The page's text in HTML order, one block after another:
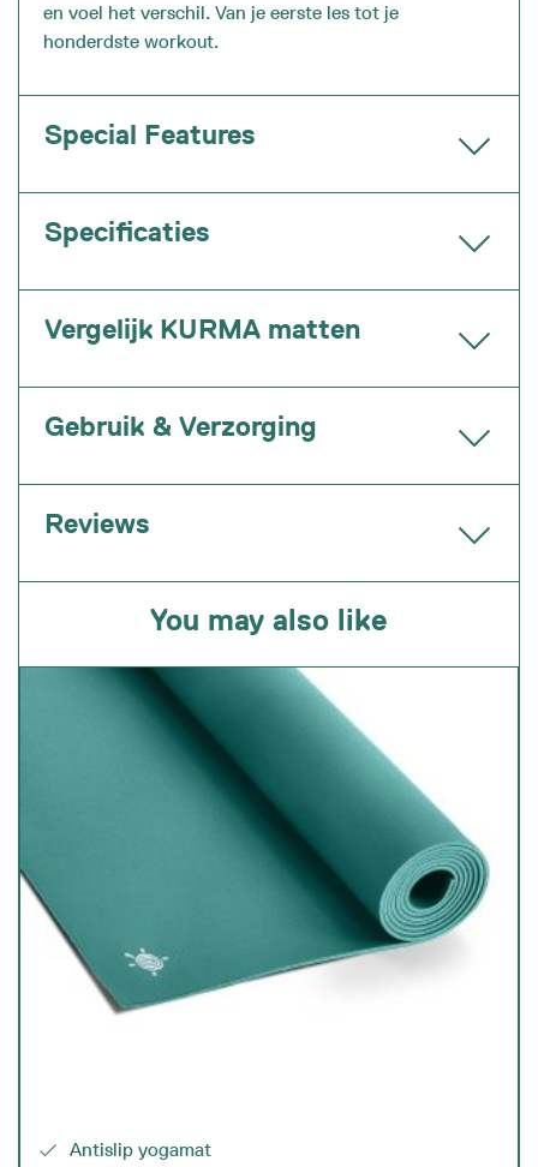
en voel het verschil. Van je eerste les tot je
honderdste workout.
Special Features
Specificaties
Vergelijk KURMA matten
Gebruik & Verzorging
Reviews
You may also like
Antislip yogamat